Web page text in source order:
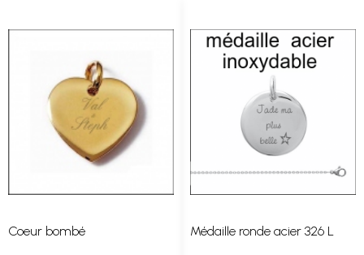
Coeur bombé Médaille ronde acier 326 L